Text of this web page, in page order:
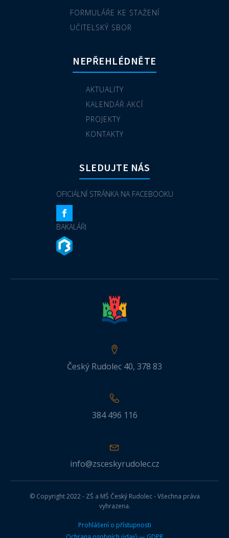
FORMULÁŘE KE STAŽENÍ
UČITELSKÝ SBOR
NEPŘEHLÉDNĚTE
AKTUALITY
KALENDÁŘ AKCÍ
PROJEKTY
KONTAKTY
SLEDUJTE NÁS
OFICIÁLNÍ STRÁNKA NA FACEBOOKU
BAKALÁŘI
Český Rudolec 40, 378 83
384 496 116
info@zsceskyrudolec.cz
© Copyright 2022 - ZŠ a MŠ Český Rudolec - Všechna práva
vyhrazena.
Prohlášení o přístupnosti